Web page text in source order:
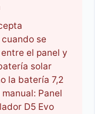
se
el panel y
solar
la batería 7,2
Panel
D5 Evo